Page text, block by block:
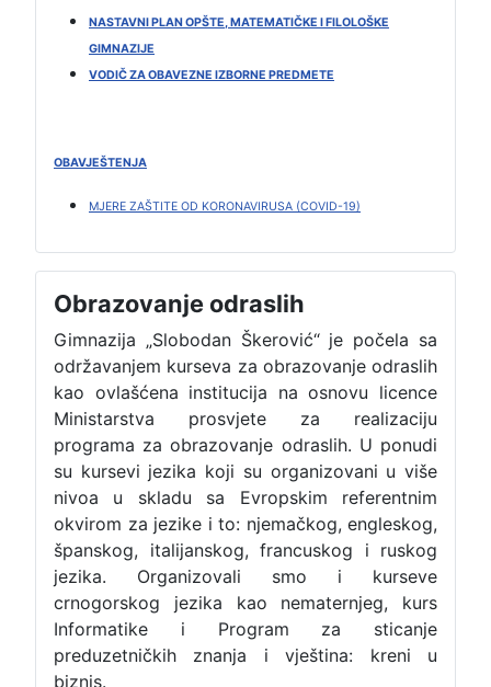
NASTAVNI PLAN OPŠTE, MATEMATIČKE I FILOLOŠKE
GIMNAZIJE
VODIČ ZA OBAVEZNE IZBORNE PREDMETE
OBAVJEŠTENJA
MJERE ZAŠTITE OD KORONAVIRUSA (COVID-19)
Obrazovanje odraslih
Gimnazija „Slobodan Škerović“ je počela sa
održavanjem kurseva za obrazovanje odraslih
kao ovlašćena institucija na osnovu licence
Ministarstva prosvjete za realizaciju
programa za obrazovanje odraslih. U ponudi
su kursevi jezika koji su organizovani u više
nivoa u skladu sa Evropskim referentnim
okvirom za jezike i to: njemačkog, engleskog,
španskog, italijanskog, francuskog i ruskog
jezika. Organizovali smo i kurseve
crnogorskog jezika kao nematernjeg, kurs
Informatike i Program za sticanje
preduzetničkih znanja i vještina: kreni u
biznis.